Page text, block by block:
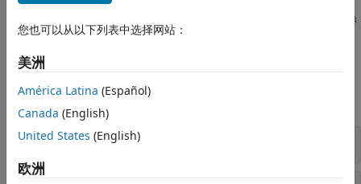
半导体
Converters
有关决定使用哪个模块来为您的应用进行转换器建模的帮助，请参
阅选择模块来建模电力电子变换器
Simscape 模块
转换器、逆变器、整流器和斩波器
您也可以从以下列表中选择网站：
美洲
América Latina (Español)
Canada (English)
United States (English)
欧洲